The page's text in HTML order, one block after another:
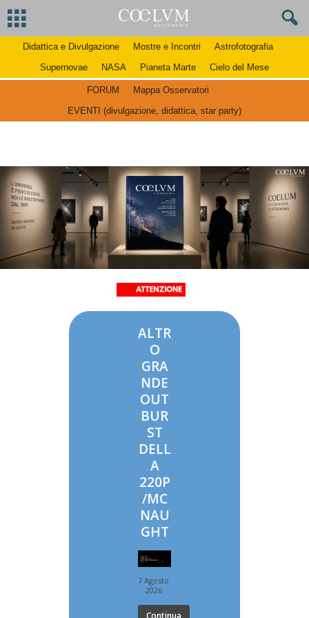
Didattica e Divulgazione Mostre e Incontri
Astrofotografia
Supernovae
NASA Pianeta Marte Cielo del Mese
FORUM
Mappa Osservatori
EVENTI (divulgazione, didattica, star party)
ALTR
O
GRA
NDE
OUT
BUR
ST
DELL
A
220P
/MC
NAU
GHT
7 Agosto
2026
Continua